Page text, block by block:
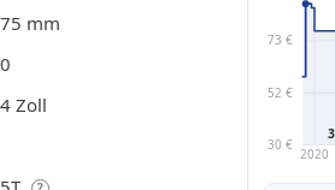
mm
Zoll
30 €
52 €
73 €
2020